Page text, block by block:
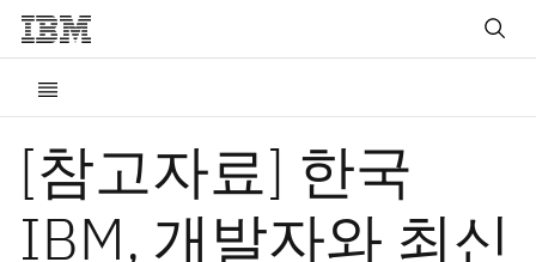
[참고자료] 한국
IBM, 개발자와 최신